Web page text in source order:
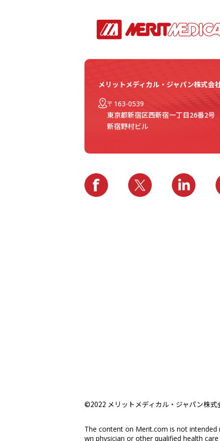
メリットメディカル・ジャパン株式会
〒163-0539
東京都新宿区西新宿一丁目26番2号
新宿野村ビル
©2022 メリットメディカル・ジャパン株式
The content on Merit.com is not
wn physician or other qualified health